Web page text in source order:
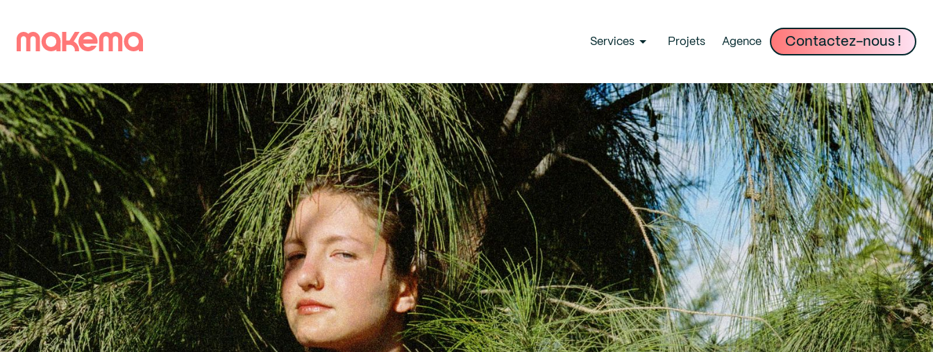
Services Projets Agence Contactez-nous !